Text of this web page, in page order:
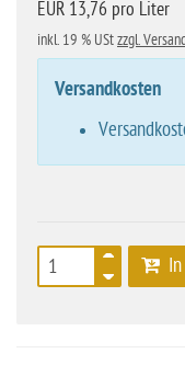
EUR 13,76 pro Liter
inkl. 19 % UStzzgl.
Versandkosten